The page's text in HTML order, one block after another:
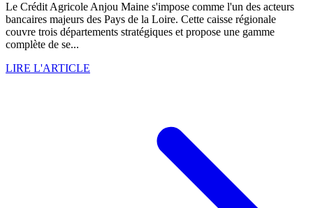
Le Crédit Agricole Anjou Maine s'impose comme l'un des acteurs
bancaires majeurs des Pays de la Loire. Cette caisse régionale
couvre trois départements stratégiques et propose une gamme
complète de se...
LIRE L'ARTICLE